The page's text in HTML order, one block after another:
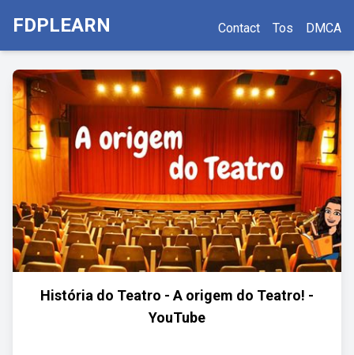
FDPLEARN Contact Tos DMCA
História do Teatro - A origem do Teatro! -
YouTube